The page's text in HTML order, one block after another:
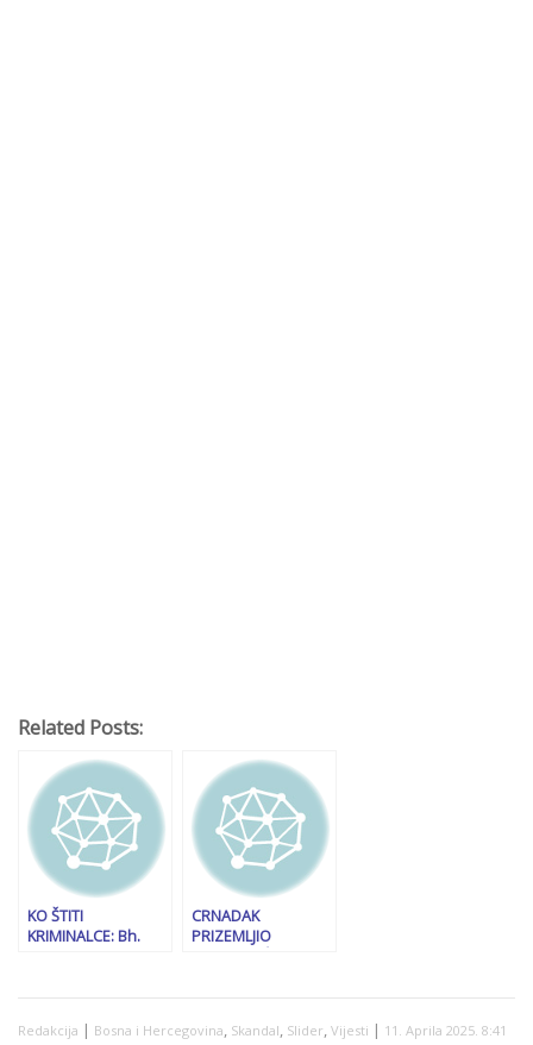
Related Posts:
KO ŠTITI
KRIMINALCE: Bh.
aferama, a
ni na vidiku
CRNADAK
PRIZEMLJIO
zvaničnim
naspavao, Crveni
Redakcija | Bosna i Hercegovina, Skandal, Slider, Vijesti | 11. Aprila 2025. 8:41